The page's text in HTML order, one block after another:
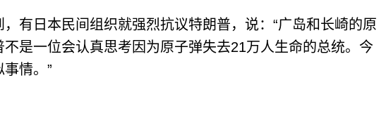
日本民间组织就强烈抗议特朗普，说：“广岛和长崎的原
是一位会认真思考因为原子弹失去21万人生命的总统。今
情。”